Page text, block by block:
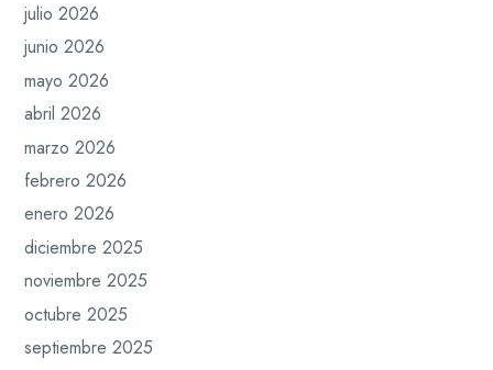
julio 2026
junio 2026
mayo 2026
abril 2026
marzo 2026
febrero 2026
enero 2026
diciembre 2025
noviembre 2025
octubre 2025
septiembre 2025